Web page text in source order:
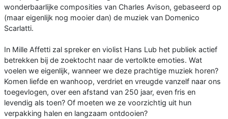
wonderbaarlijke composities van Charles Avison, gebaseerd op
(maar eigenlijk nog mooier dan) de muziek van Domenico
Scarlatti.
In Mille Affetti zal spreker en violist Hans Lub het publiek actief
betrekken bij de zoektocht naar de vertolkte emoties. Wat
voelen we eigenlijk, wanneer we deze prachtige muziek horen?
Komen liefde en wanhoop, verdriet en vreugde vanzelf naar ons
toegevlogen, over een afstand van 250 jaar, even fris en
levendig als toen? Of moeten we ze voorzichtig uit hun
verpakking halen en langzaam ontdooien?